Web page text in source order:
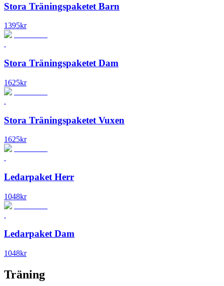
Stora Träningspaketet Barn
1395kr
Stora Träningspaketet Dam
1625kr
Stora Träningspaketet Vuxen
1625kr
Ledarpaket Herr
1048kr
Ledarpaket Dam
1048kr
Träning